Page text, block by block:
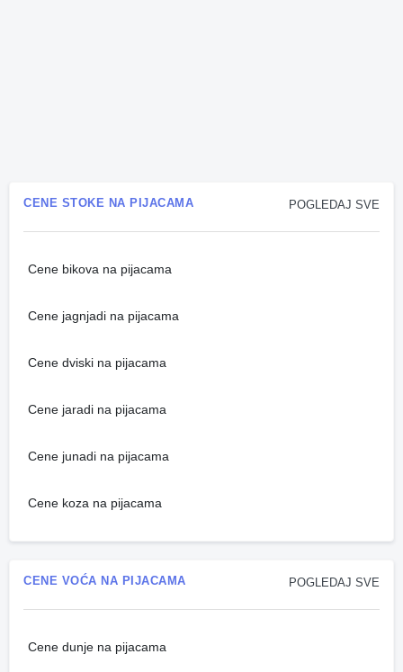
POGLEDAJ SVE
CENE STOKE NA PIJACAMA
Cene bikova na pijacama
Cene jagnjadi na pijacama
Cene dviski na pijacama
Cene jaradi na pijacama
Cene junadi na pijacama
Cene koza na pijacama
POGLEDAJ SVE
CENE VOĆA NA PIJACAMA
Cene dunje na pijacama